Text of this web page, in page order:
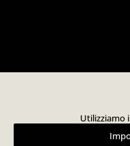
Utilizziamo